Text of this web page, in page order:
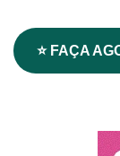
⭐ FAÇA